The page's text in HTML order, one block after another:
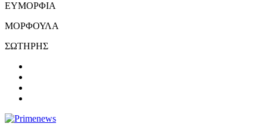
ΕΥΜΟΡΦΙΑ
ΜΟΡΦΟΥΛΑ
ΣΩΤΗΡΗΣ